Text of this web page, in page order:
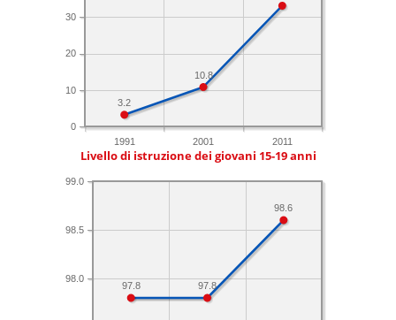
1991 2001 2011
0
10
20
30
10.8
3.2
Livello di istruzione dei giovani 15-19 anni
98.0
98.5
99.0
98.6
97.8
97.8